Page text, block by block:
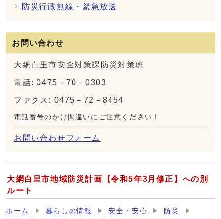
防災行政無線・緊急放送
お問い合わせ
大網白里市安全対策課防災対策班
電話: 0475－70－0303
ファクス: 0475－72－8454
電話番号のかけ間違いにご注意ください！
お問い合わせフォーム
大網白里市地域防災計画【令和5年3月修正】への別
ルート
ホーム 暮らしの情報 安全・安心
防災